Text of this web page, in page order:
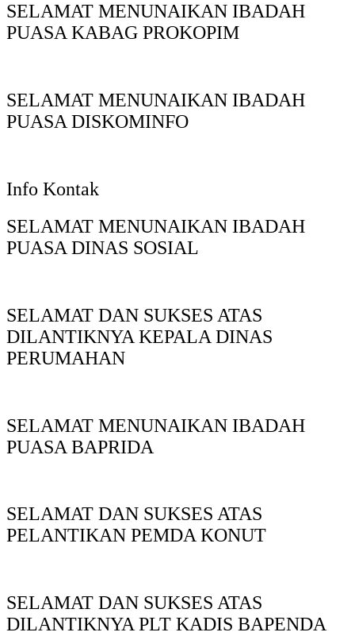
SELAMAT MENUNAIKAN IBADAH
PUASA KABAG PROKOPIM
SELAMAT MENUNAIKAN IBADAH
PUASA DISKOMINFO
Info Kontak
SELAMAT MENUNAIKAN IBADAH
PUASA DINAS SOSIAL
SELAMAT DAN SUKSES ATAS
DILANTIKNYA KEPALA DINAS
PERUMAHAN
SELAMAT MENUNAIKAN IBADAH
PUASA BAPRIDA
SELAMAT DAN SUKSES ATAS
PELANTIKAN PEMDA KONUT
SELAMAT DAN SUKSES ATAS
DILANTIKNYA PLT KADIS BAPENDA